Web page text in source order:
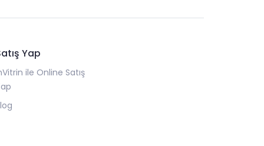
Yap
ile Online Satış